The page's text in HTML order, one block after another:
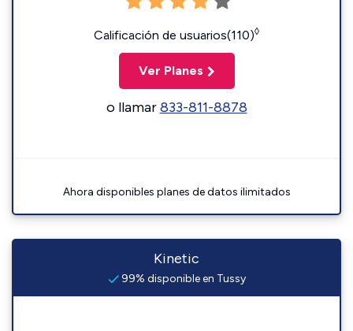
Calificación de usuarios(110)◊
Ver Planes
o llamar833-811-8878
Ahora disponibles planes de datos ilimitados
Kinetic
99% disponible en Tussy